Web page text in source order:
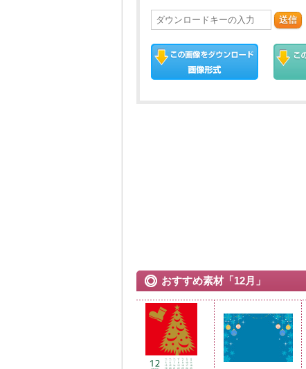
送信
おすすめ素材「12月」